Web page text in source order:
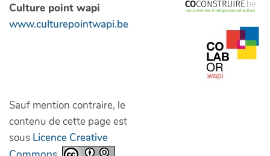
Culture point wapi
www.culturepointwapi.be
Sauf mention contraire, le
contenu de cette page est
sous Licence Creative